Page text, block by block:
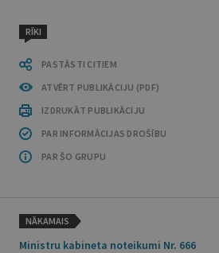
RĪKI
PASTĀSTI CITIEM
ATVĒRT PUBLIKĀCIJU (PDF)
IZDRUKĀT PUBLIKĀCIJU
PAR INFORMĀCIJAS DROŠĪBU
PAR ŠO GRUPU
NĀKAMAIS
Ministru kabineta noteikumi Nr. 666